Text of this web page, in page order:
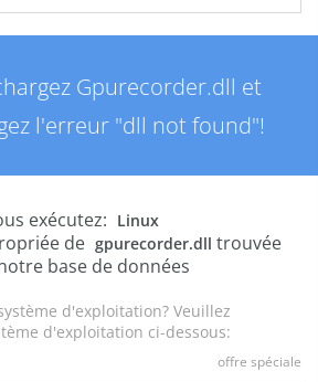
Gpurecorder.dll et
l'erreur "dll not found"!
exécutez: Linux
de gpurecorder.dll trouvée
base de données
d'exploitation? Veuillez
d'exploitation ci-dessous:
offre spéciale